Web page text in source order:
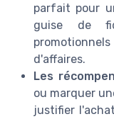
parfait pour
guise de
d'affaires.
Les
ou marquer
justifier